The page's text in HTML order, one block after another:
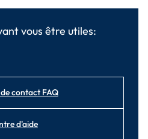
vous être utiles:
contact FAQ
d'aide